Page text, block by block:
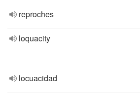
reproches
loquacity
locuacidad